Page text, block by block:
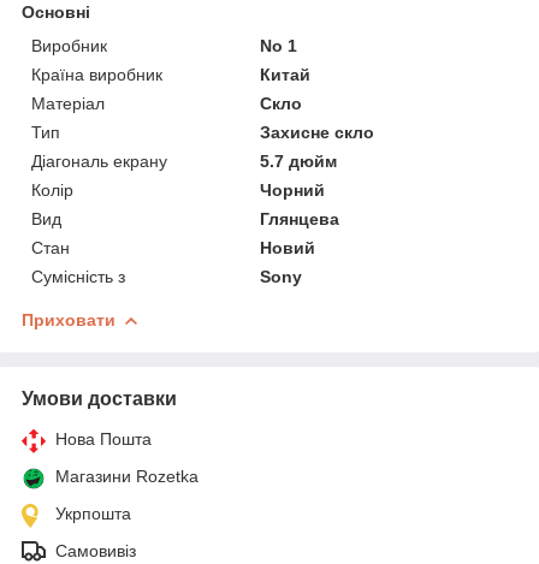
Основні
Виробник
No 1
Країна виробник
Китай
Матеріал
Скло
Тип
Захисне скло
Діагональ екрану
5.7 дюйм
Колір
Чорний
Вид
Глянцева
Стан
Новий
Сумісність з
Sony
Приховати
Умови доставки
Нова Пошта
Магазини Rozetka
Укрпошта
Самовивіз